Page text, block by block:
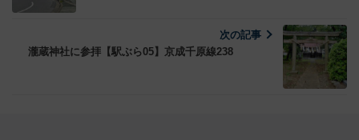
次の記事
瀧蔵神社に参拝【駅ぶら05】京成千原線238